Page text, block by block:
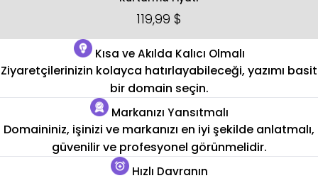
119,99 $
Kısa ve Akılda Kalıcı Olmalı
Ziyaretçilerinizin kolayca hatırlayabileceği, yazımı basit
bir domain seçin.
Markanızı Yansıtmalı
Domaininiz, işinizi ve markanızı en iyi şekilde anlatmalı,
güvenilir ve profesyonel görünmelidir.
Hızlı Davranın